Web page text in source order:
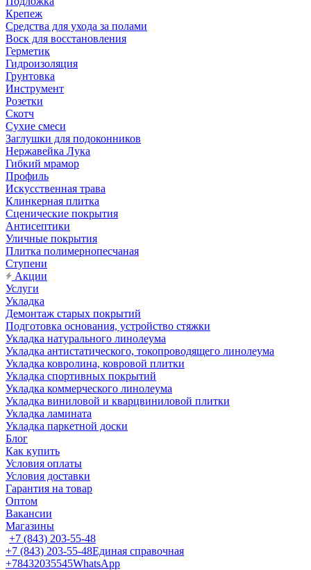
Крепеж
Средства для ухода за полами
Воск для восстановления
Герметик
Гидроизоляция
Грунтовка
Инструмент
Розетки
Скотч
Сухие смеси
Заглушки для подоконников
Нержавейка Лука
Гибкий мрамор
Профиль
Искусственная трава
Клинкерная плитка
Сценические покрытия
Антисептики
Уличные покрытия
Плитка полимернопесчаная
Ступени
Акции
Услуги
Укладка
Демонтаж старых покрытий
Подготовка основания, устройство стяжки
Укладка натурального линолеума
Укладка антистатического, токопроводящего линолеума
Укладка ковролина, ковровой плитки
Укладка спортивных покрытий
Укладка коммерческого линолеума
Укладка виниловой и кварцвиниловой плитки
Укладка ламината
Укладка паркетной доски
Блог
Как купить
Условия оплаты
Условия доставки
Гарантия на товар
Оптом
Вакансии
Магазины
+7 (843) 203-55-48
+7 (843) 203-55-48Единая справочная
+78432035545WhatsApp